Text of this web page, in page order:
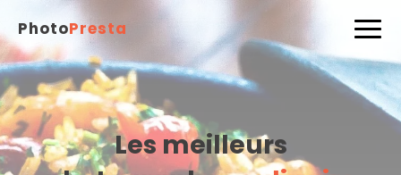
PhotoPresta
Les meilleurs